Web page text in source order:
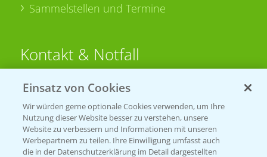
Sammelstellen und Termine
Kontakt & Notfall
Beratung auf WhatsApp
T.+49 (0)174 346 564 1
KONTAKT
Einsatz von Cookies
Wir würden gerne optionale Cookies verwenden, um Ihre
Nutzung dieser Website besser zu verstehen, unsere
Website zu verbessern und Informationen mit unseren
Werbepartnern zu teilen. Ihre Einwilligung umfasst auch
die in der Datenschutzerklärung im Detail dargestellten